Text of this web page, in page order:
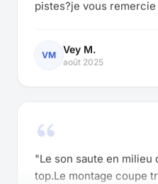
"Le son saute en milieu
la plupart des phrases